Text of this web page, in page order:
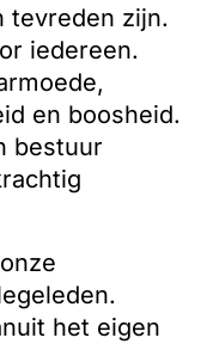
tevreden zijn.
iedereen.
en boosheid.
bestuur
het eigen